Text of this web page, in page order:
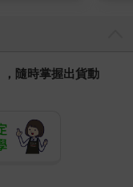
隨時掌握出貨動